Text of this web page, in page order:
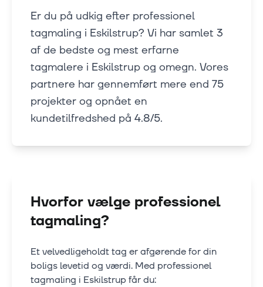
Er du på udkig efter professionel
tagmaling i Eskilstrup? Vi har samlet 3
af de bedste og mest erfarne
tagmalere i Eskilstrup og omegn. Vores
partnere har gennemført mere end 75
projekter og opnået en
kundetilfredshed på 4.8/5.
Hvorfor vælge professionel
tagmaling?
Et velvedligeholdt tag er afgørende for din
boligs levetid og værdi. Med professionel
tagmaling i Eskilstrup får du: